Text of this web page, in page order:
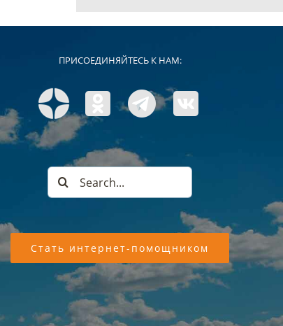
ПРИСОЕДИНЯЙТЕСЬ К НАМ:
Search
for:
Стать интернет-помощником